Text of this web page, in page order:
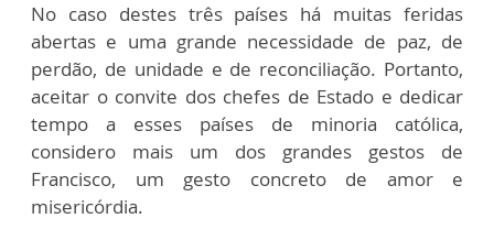
No caso destes três países há muitas feridas
abertas e uma grande necessidade de paz, de
perdão, de unidade e de reconciliação. Portanto,
aceitar o convite dos chefes de Estado e dedicar
tempo a esses países de minoria católica,
considero mais um dos grandes gestos de
Francisco, um gesto concreto de amor e
misericórdia.